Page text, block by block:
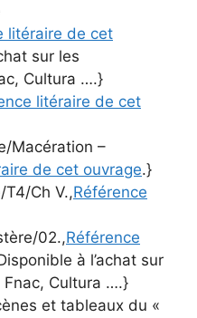
litéraire de cet
sur les
Cultura ….}
litéraire de cet
Macération –
de cet ouvrage.}
T4/Ch V.,Référence
02.,Référence
à l’achat sur
Fnac, Cultura ….}
et tableaux du «